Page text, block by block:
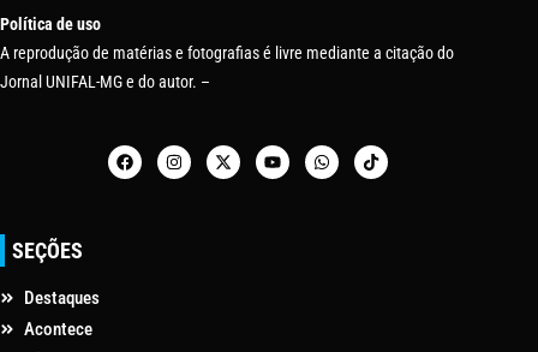
Política de uso
A reprodução de matérias e fotografias é livre mediante a citação do
Jornal UNIFAL-MG e do autor. –
SEÇÕES
Destaques
Acontece